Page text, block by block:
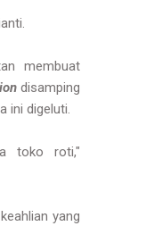
membuat
disamping
ini digeluti.
toko roti,"
yang